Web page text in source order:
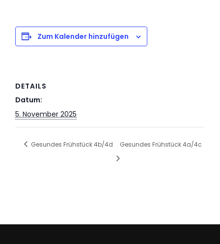
Zum Kalender hinzufügen
DETAILS
Datum:
5. November 2025
Gesundes Frühstück 4b/4d Gesundes Frühstück 4a/4c